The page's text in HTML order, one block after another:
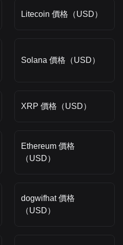
Litecoin 價格（USD）
Solana 價格（USD）
XRP 價格（USD）
Ethereum 價格
（USD）
dogwifhat 價格
（USD）